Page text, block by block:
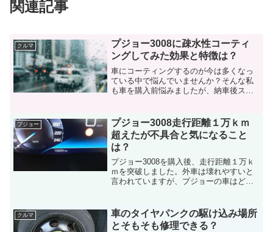
関連記事
クルマ
プジョー3008に疎水性コーティ
ングしてみた効果と特徴は？
車にコーティングするのが今は多くなっ
ている中で悩んでいませんか？そんな私
も車を購入前悩みましたが、納車後スグ
『親水性』の3つタイプがあります。私は
『疎水性』のコーティング...
プジョー
プジョー3008走行距離１万ｋｍ
超えたが不具合と気になること
は？
プジョー3008を購入後、走行距離１万ｋ
ｍを突破しました。外車は壊れやすいと
言われていますが、プジョーの車はどう
いです。スポンサードリンク
(adsbygoogle =...
クルマ
車のタイヤパンクの駆け込み場所
とそもそも修理できる？